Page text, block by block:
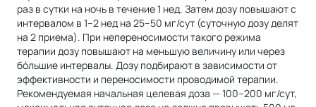
раз в сутки на ночь в течение 1 нед. Затем дозу повышают с
интервалом в 1–2 нед на 25–50 мг/сут (суточную дозу делят
на 2 приема). При непереносимости такого режима
терапии дозу повышают на меньшую величину или через
бóльшие интервалы. Дозу подбирают в зависимости от
эффективности и переносимости проводимой терапии.
Рекомендуемая начальная целевая доза — 100–200 мг/сут,